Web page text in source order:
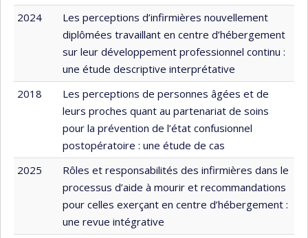
2024
Les perceptions d’infirmières nouvellement
diplômées travaillant en centre d’hébergement
sur leur développement professionnel continu :
une étude descriptive interprétative
2018
Les perceptions de personnes âgées et de
leurs proches quant au partenariat de soins
pour la prévention de l’état confusionnel
postopératoire : une étude de cas
2025
Rôles et responsabilités des infirmières dans le
processus d’aide à mourir et recommandations
pour celles exerçant en centre d’hébergement :
une revue intégrative